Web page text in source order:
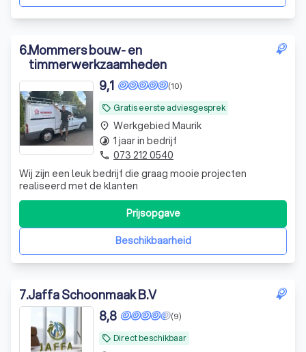
6.Mommers bouw- en
timmerwerkzaamheden
local_offer Gratis eerste adviesgesprek
(10)
9,1
Wij zijn een leuk bedrijf die graag mooie projecten
realiseerd met de klanten
Beschikbaarheid
Prijsopgave
place Werkgebied Maurik
timelapse 1 jaar in bedrijf
phone 073 212 0540
7.Jaffa Schoonmaak B.V
local_offer Direct beschikbaar
(9)
8,8